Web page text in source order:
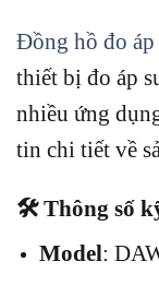
Đồng hồ đo áp
thiết bị đo áp
nhiều ứng
tin chi tiết về
🛠️ Thông số
Model: